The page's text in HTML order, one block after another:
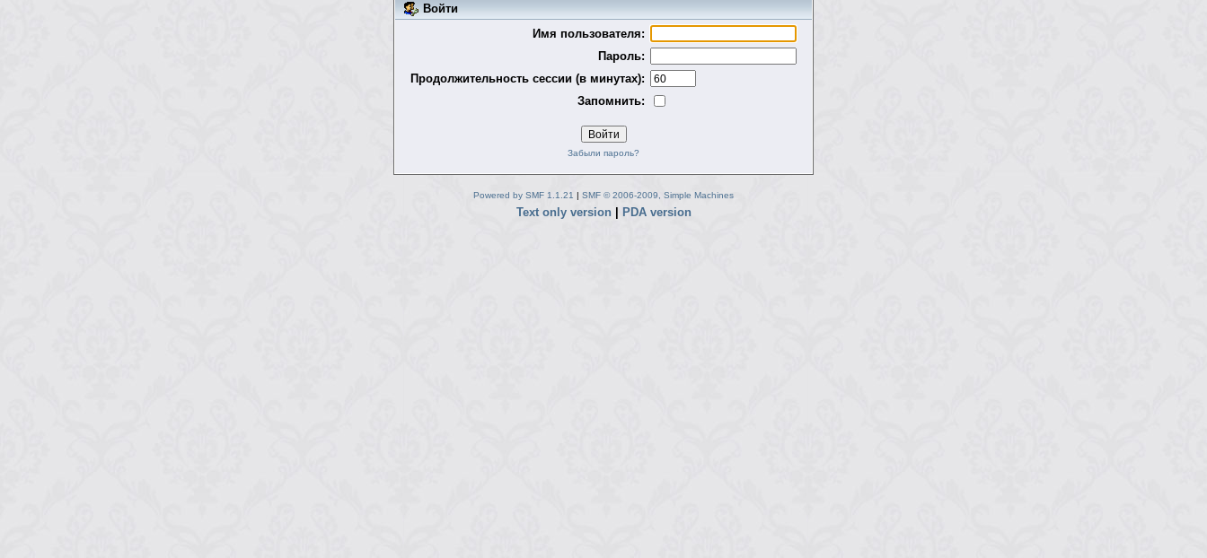
Войти
Имя пользователя:
Пароль:
Продолжительность сессии (в минутах):
Запомнить:
Забыли пароль?
Powered by SMF 1.1.21 | SMF © 2006-2009, Simple Machines
Text only version | PDA version